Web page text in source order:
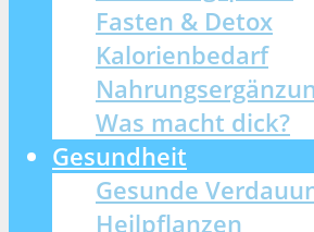
Fasten & Detox
Kalorienbedarf
Was macht dick?
Gesundheit
Gesunde
Heilpflanzen